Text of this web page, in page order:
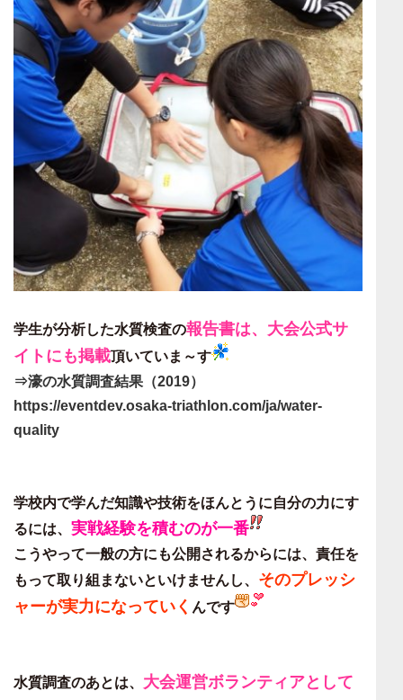
学生が分析した水質検査の報告書は、大会公式サ
イトにも掲載頂いていま～す
⇒濠の水質調査結果（2019）
https://eventdev.osaka-triathlon.com/ja/water-
quality
学校内で学んだ知識や技術をほんとうに自分の力にす
るには、 実戦経験を積むのが一番
こうやって一般の方にも公開されるからには、責任を
もって取り組まないといけませんし、 そのプレッシ
ャーが実力になっていく んです
水質調査のあとは、 大会運営ボランティアとして